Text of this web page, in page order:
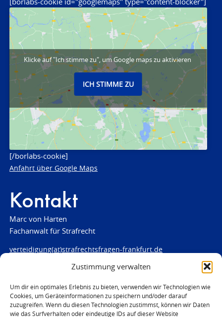
Zustimmung verwalten
Um dir ein optimales Erlebnis zu bieten, verwenden wir Technologien wie
Cookies, um Geräteinformationen zu speichern und/oder darauf
zuzugreifen. Wenn du diesen Technologien zustimmst, können wir Daten
wie das Surfverhalten oder eindeutige IDs auf dieser Website
Klicke auf "Ich stimme zu", um Google maps zu aktivieren
ICH STIMME ZU
[/borlabs-cookie]
Anfahrt über Google Maps
Kontakt
Marc von Harten
Fachanwalt für Strafrecht
verteidigung(at)strafrechtsfragen-frankfurt.de
www.strafrechtsfragen-frankfurt.de
Louisenstraße 84
61348 Bad Homburg
Telefon:06172 - 66 28 00